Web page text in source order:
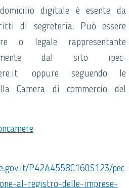
digitale è esente da
di segreteria. Può essere
o legale rappresentante
dal sito ipec-
oppure seguendo le
Camera di commercio del
P42A4558C160S123/pec
al-registro-delle-imprese-